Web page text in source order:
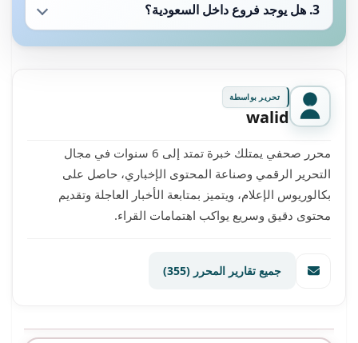
3. هل يوجد فروع داخل السعودية؟
تحرير بواسطة
walid
محرر صحفي يمتلك خبرة تمتد إلى 6 سنوات في مجال
التحرير الرقمي وصناعة المحتوى الإخباري، حاصل على
بكالوريوس الإعلام، ويتميز بمتابعة الأخبار العاجلة وتقديم
محتوى دقيق وسريع يواكب اهتمامات القراء.
جميع تقارير المحرر (355)